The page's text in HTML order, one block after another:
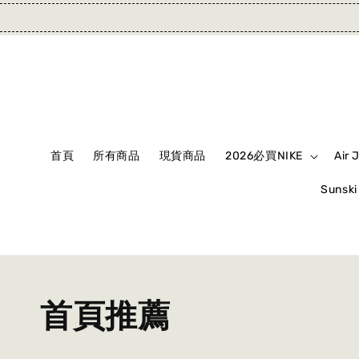
首頁 所有商品 現貨商品 2026必買NIKE Air
首頁推薦